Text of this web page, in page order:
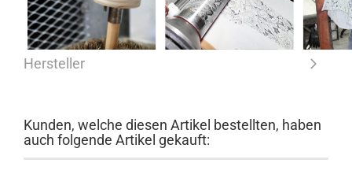
Hersteller
Kunden, welche diesen Artikel bestellten, haben
auch folgende Artikel gekauft: